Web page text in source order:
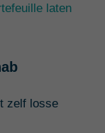
laten
zelf losse